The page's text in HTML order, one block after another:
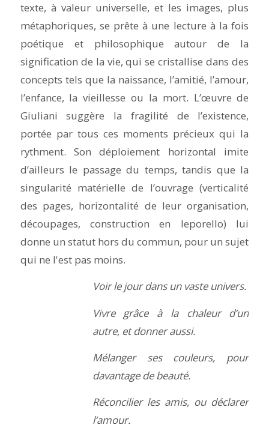
texte, à valeur universelle, et les images, plus
métaphoriques, se prête à une lecture à la fois
poétique et philosophique autour de la
signification de la vie, qui se cristallise dans des
concepts tels que la naissance, l’amitié, l’amour,
l’enfance, la vieillesse ou la mort. L’œuvre de
Giuliani suggère la fragilité de l’existence,
portée par tous ces moments précieux qui la
rythment. Son déploiement horizontal imite
d’ailleurs le passage du temps, tandis que la
singularité matérielle de l’ouvrage (verticalité
des pages, horizontalité de leur organisation,
découpages, construction en leporello) lui
donne un statut hors du commun, pour un sujet
qui ne l'est pas moins.
Voir le jour dans un vaste univers.
Vivre grâce à la chaleur d’un
autre, et donner aussi.
Mélanger ses couleurs, pour
davantage de beauté.
Réconcilier les amis, ou déclarer
l’amour.